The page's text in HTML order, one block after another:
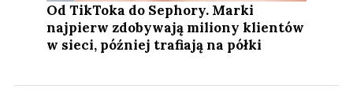
Od TikToka do Sephory. Marki
najpierw zdobywają miliony klientów
w sieci, później trafiają na półki